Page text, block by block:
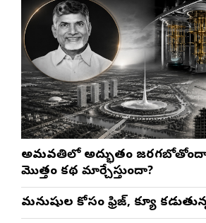
అమరావతిలో అద్భుతం జరగబోతోందా?
మొత్తం కథ మార్చేస్తుందా?
మనుషుల కోసం ఫ్రిజ్, క్యూ